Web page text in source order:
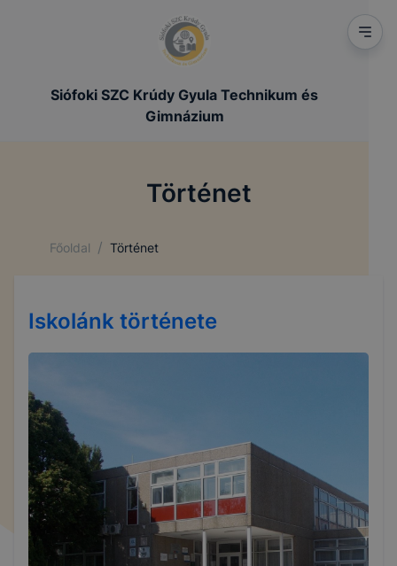
Siófoki SZC Krúdy Gyula Technikum és
Gimnázium
Történet
Főoldal / Történet
Iskolánk története